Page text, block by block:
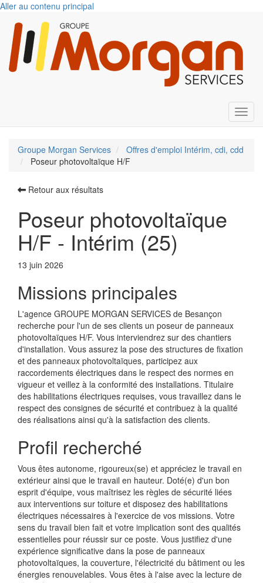
Aller au contenu principal
Groupe Morgan Services
Offres d'emploi Intérim, cdi, cdd
Poseur photovoltaïque H/F
Retour aux résultats
Poseur photovoltaïque
H/F - Intérim (25)
13 juin 2026
Missions principales
L'agence GROUPE MORGAN SERVICES de Besançon
recherche pour l'un de ses clients un poseur de panneaux
photovoltaïques H/F. Vous interviendrez sur des chantiers
d'installation. Vous assurez la pose des structures de fixation
et des panneaux photovoltaïques, participez aux
raccordements électriques dans le respect des normes en
vigueur et veillez à la conformité des installations. Titulaire
des habilitations électriques requises, vous travaillez dans le
respect des consignes de sécurité et contribuez à la qualité
des réalisations ainsi qu'à la satisfaction des clients.
Profil recherché
Vous êtes autonome, rigoureux(se) et appréciez le travail en
extérieur ainsi que le travail en hauteur. Doté(e) d'un bon
esprit d'équipe, vous maîtrisez les règles de sécurité liées
aux interventions sur toiture et disposez des habilitations
électriques nécessaires à l'exercice de vos missions. Votre
sens du travail bien fait et votre implication sont des qualités
essentielles pour réussir sur ce poste. Vous justifiez d'une
expérience significative dans la pose de panneaux
photovoltaïques, la couverture, l'électricité du bâtiment ou les
énergies renouvelables. Vous êtes à l'aise avec la lecture de